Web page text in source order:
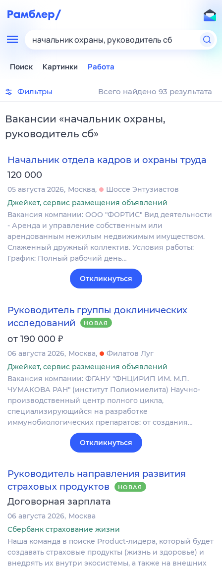
начальник охраны, руководитель сб
Поиск Картинки Работа
Фильтры Всего найдено 93 результата
Вакансии «начальник охраны,
руководитель сб»
Начальник отдела кадров и охраны труда
120 000
05 августа 2026 Москва
Шоссе Энтузиастов
Джейкет, сервис размещения объявлений
Вакансия компании: ООО "ФОРТИС" Вид деятельности
- Аренда и управление собственным или
арендованным нежилым недвижимым имуществом.
Слаженный дружный коллектив. Условия работы:
График: Полный рабочий день…
Откликнуться
Руководитель группы доклинических
исследований
НОВАЯ
от 190 000 ₽
06 августа 2026 Москва
Филатов Луг
Джейкет, сервис размещения объявлений
Вакансия компании: ФГАНУ "ФНЦИРИП ИМ. М.П.
ЧУМАКОВА РАН" (институт Полиомиелита) Научно-
производственный центр полного цикла,
специализирующийся на разработке
иммунобиологических препаратов: от создания…
Откликнуться
Руководитель направления развития
страховых продуктов
НОВАЯ
Договорная зарплата
06 августа 2026 Москва
Сбербанк страхование жизни
Наша команда в поиске Product-лидера, который будет
создавать страховые продукты (жизнь и здоровье) и
внедрять их внутри экосистемы, а также на внешних